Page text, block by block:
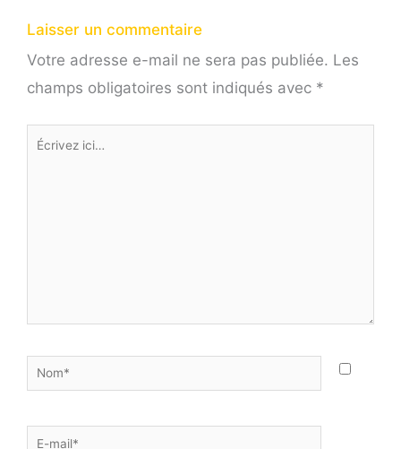
Laisser un commentaire
Votre adresse e-mail ne sera pas publiée. Les
champs obligatoires sont indiqués avec *
Écrivez
Nom*
E-